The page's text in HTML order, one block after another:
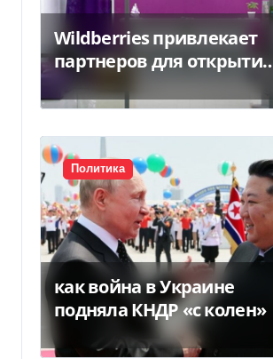
Wildberries привлекает
партнеров для открытия
хабов после ударов по
слогам
Политика
как война в Украине
подняла КНДР «с колен»